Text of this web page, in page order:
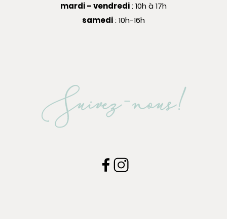
mardi – vendredi: 10h à 17h
samedi: 10h-16h